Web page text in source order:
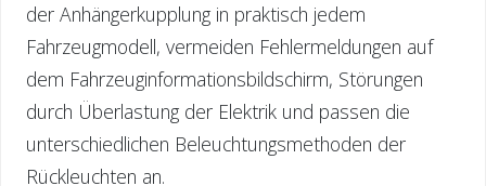
der Anhängerkupplung in praktisch jedem
Fahrzeugmodell, vermeiden Fehlermeldungen auf
dem Fahrzeuginformationsbildschirm, Störungen
durch Überlastung der Elektrik und passen die
unterschiedlichen Beleuchtungsmethoden der
Rückleuchten an.